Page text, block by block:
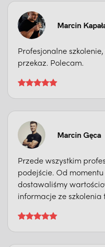
Marcin
Profesjonalne
przekaz. Polecam.
Marcin Gęca
Przede wszystkim
podejście. Od
dostawaliśmy
informacje ze szkolenia